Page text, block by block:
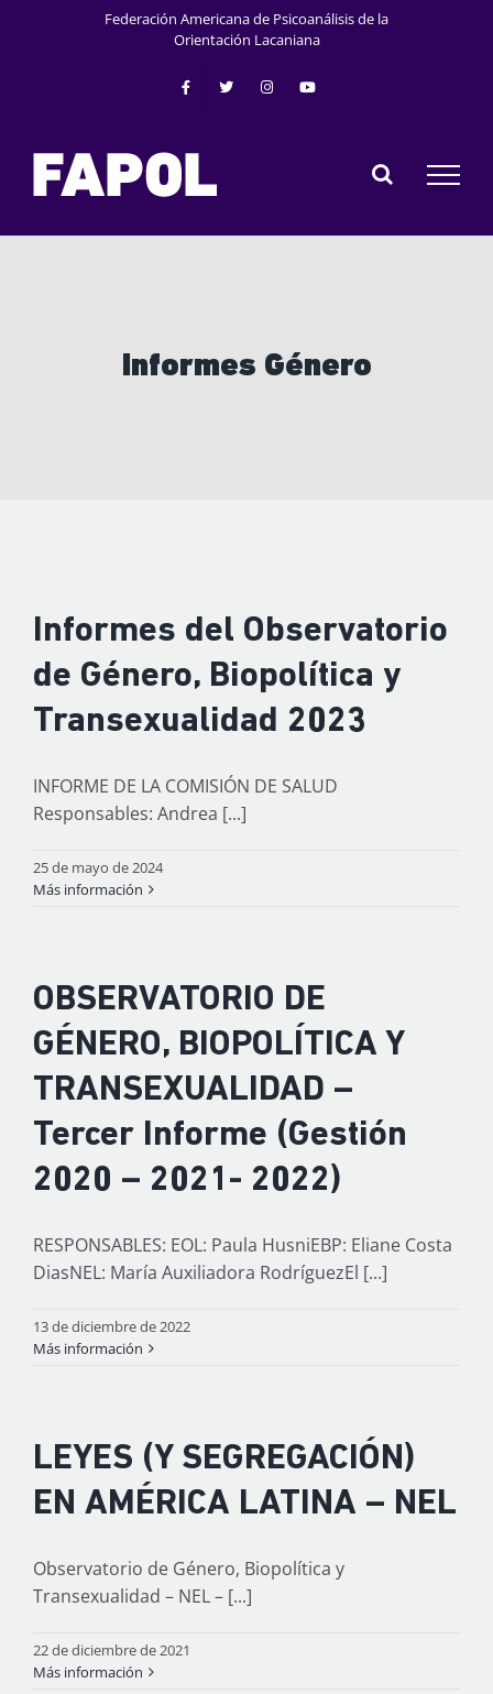
Federación Americana de Psicoanálisis de la
Orientación Lacaniana
Informes Género
Informes del Observatorio
de Género, Biopolítica y
Transexualidad 2023
INFORME DE LA COMISIÓN DE SALUD
Responsables: Andrea [...]
25 de mayo de 2024
Más información
OBSERVATORIO DE
GÉNERO, BIOPOLÍTICA Y
TRANSEXUALIDAD –
Tercer Informe (Gestión
2020 – 2021- 2022)
RESPONSABLES: EOL: Paula HusniEBP: Eliane Costa
DiasNEL: María Auxiliadora RodríguezEl [...]
13 de diciembre de 2022
Más información
LEYES (Y SEGREGACIÓN)
EN AMÉRICA LATINA – NEL
Observatorio de Género, Biopolítica y
Transexualidad – NEL – [...]
22 de diciembre de 2021
Más información